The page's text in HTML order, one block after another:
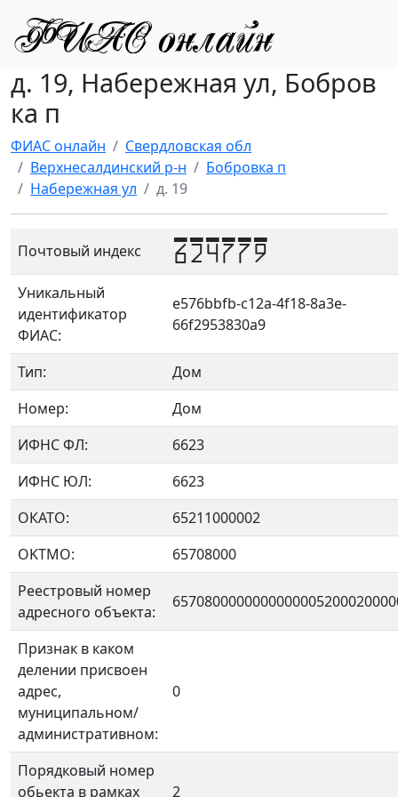
д. 19, Набережная ул, Бобров
ка п
ФИАС онлайн
Свердловская обл
Верхнесалдинский р-н
Бобровка п
Набережная ул
д. 19
Почтовый индекс 624779
Уникальный
идентификатор
ФИАС:
e576bbfb-c12a-4f18-8a3e-
66f2953830a9
Тип:
Дом
Номер:
Дом
ИФНС ФЛ:
6623
ИФНС ЮЛ:
6623
ОКАТО:
65211000002
OKTMO:
65708000
Реестровый номер
адресного объекта:
Признак в каком
делении присвоен
адрес,
муниципальном/
административном:
0
Порядковый номер
обьекта в рамках
2